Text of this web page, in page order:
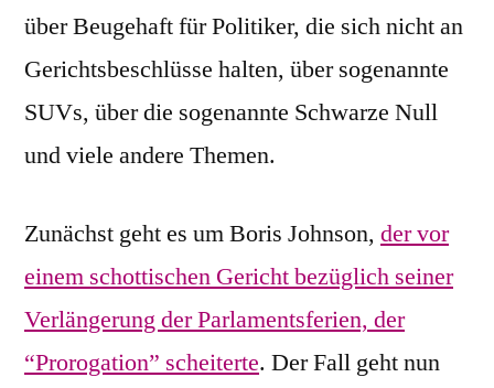
über Beugehaft für Politiker, die sich nicht an
Gerichtsbeschlüsse halten, über sogenannte
SUVs, über die sogenannte Schwarze Null
und viele andere Themen.
Zunächst geht es um Boris Johnson, der vor
einem schottischen Gericht bezüglich seiner
Verlängerung der Parlamentsferien, der
“Prorogation” scheiterte. Der Fall geht nun